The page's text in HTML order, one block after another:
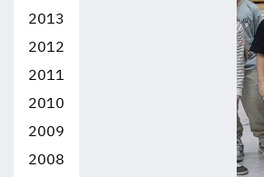
2013
2012
2011
2010
2009
2008